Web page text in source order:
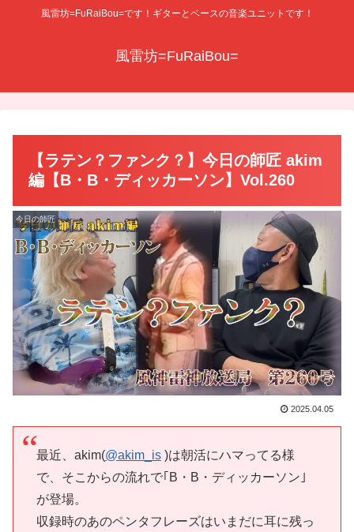
風雷坊=FuRaiBou=です！ギターとベースの音楽ユニットです！
風雷坊=FuRaiBou=
【ラテン？ファンク？】今日の師匠 akim
編【B・B・ディッカーソン】Vol.260
今日の師匠
2025.04.05
最近、akim(@akim_is)は朝活にハマってる様
で、そこからの流れで｢B・B・ディッカーソン｣
が登場。
収録時のあのペンタフレーズはいまだに耳に残っ